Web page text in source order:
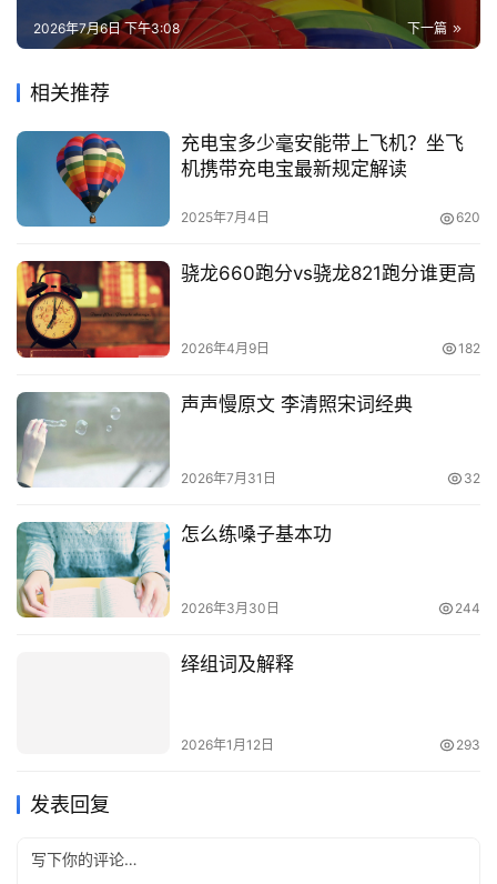
多
页
下一篇
2026年7月6日 下午3:08
相关推荐
充电宝多少毫安能带上飞机？坐飞
机携带充电宝最新规定解读
2025年7月4日 620
骁龙660跑分vs骁龙821跑分谁更高
2026年4月9日 182
声声慢原文 李清照宋词经典
2026年7月31日 32
怎么练嗓子基本功
2026年3月30日 244
绎组词及解释
2026年1月12日 293
发表回复